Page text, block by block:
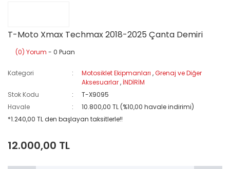
T-Moto Xmax Techmax 2018-2025 Çanta Demiri
(0) Yorum - 0 Puan
Kategori Motosiklet Ekipmanları ,Grenaj ve Diğer
Aksesuarlar, İNDİRİM
Stok Kodu
T-X9095
Havale
10.800,00 TL (%10,00 havale indirimi)
*1.240,00 TL den başlayan taksitlerle!!
12.000,00 TL